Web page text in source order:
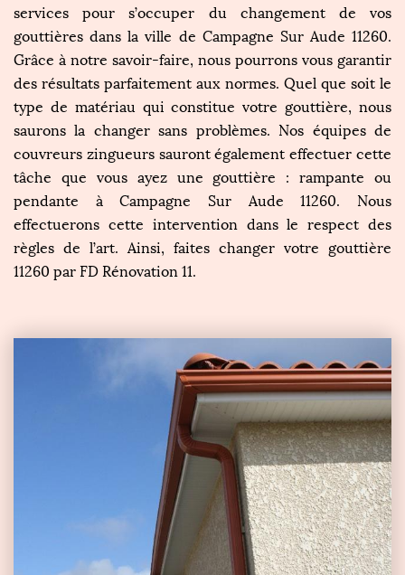
services pour s’occuper du changement de vos
gouttières dans la ville de Campagne Sur Aude 11260.
Grâce à notre savoir-faire, nous pourrons vous garantir
des résultats parfaitement aux normes. Quel que soit le
type de matériau qui constitue votre gouttière, nous
saurons la changer sans problèmes. Nos équipes de
couvreurs zingueurs sauront également effectuer cette
tâche que vous ayez une gouttière : rampante ou
pendante à Campagne Sur Aude 11260. Nous
effectuerons cette intervention dans le respect des
règles de l’art. Ainsi, faites changer votre gouttière
11260 par FD Rénovation 11.